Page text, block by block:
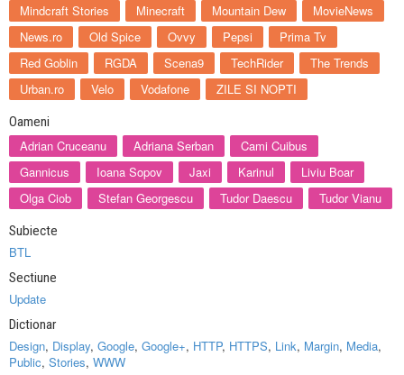
Mindcraft Stories
Minecraft Mountain Dew
MovieNews
News.ro
Old Spice Ovvy Pepsi
Prima Tv
Red Goblin
RGDA Scena9 TechRider
The Trends
Urban.ro
Velo Vodafone ZILE SI NOPTI
Oameni
Adrian Cruceanu Adriana Serban
Cami Cuibus
Gannicus
Ioana Sopov Jaxi Karinul
Liviu Boar
Olga Ciob
Stefan Georgescu Tudor Daescu Tudor Vianu
Subiecte
BTL
Sectiune
Update
Dictionar
Design, Display, Google, Google+, HTTP, HTTPS, Link, Margin, Media,
Public, Stories, WWW